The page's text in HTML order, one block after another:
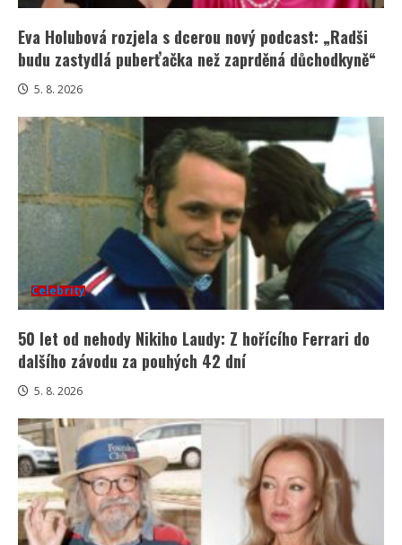
Eva Holubová rozjela s dcerou nový podcast: „Radši
budu zastydlá puberťačka než zaprděná důchodkyně“
5. 8. 2026
Celebrity
50 let od nehody Nikiho Laudy: Z hořícího Ferrari do
dalšího závodu za pouhých 42 dní
5. 8. 2026